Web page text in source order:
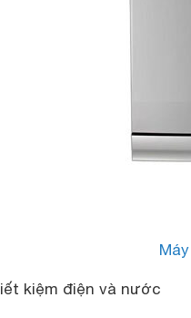
kiệm điện và nước